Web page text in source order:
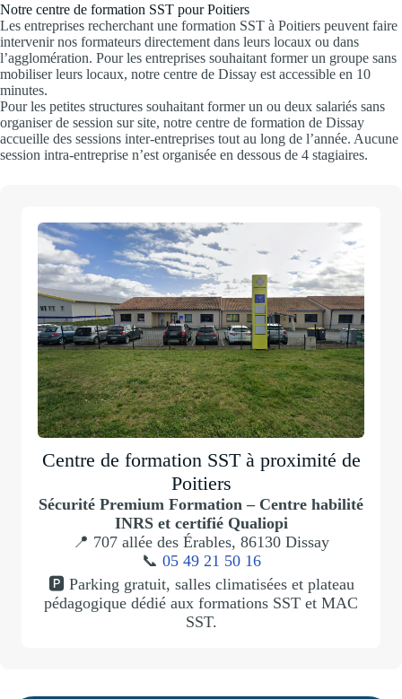
Notre centre de formation SST pour Poitiers
Les entreprises recherchant une formation SST à Poitiers peuvent faire
intervenir nos formateurs directement dans leurs locaux ou dans
l’agglomération. Pour les entreprises souhaitant former un groupe sans
mobiliser leurs locaux, notre centre de Dissay est accessible en 10
minutes.
Pour les petites structures souhaitant former un ou deux salariés sans
organiser de session sur site, notre centre de formation de Dissay
accueille des sessions inter-entreprises tout au long de l’année. Aucune
session intra-entreprise n’est organisée en dessous de 4 stagiaires.
Centre de formation SST à proximité de
Poitiers
Sécurité Premium Formation – Centre habilité
INRS et certifié Qualiopi
📍 707 allée des Érables, 86130 Dissay
📞 05 49 21 50 16
🅿️ Parking gratuit, salles climatisées et plateau
pédagogique dédié aux formations SST et MAC
SST.